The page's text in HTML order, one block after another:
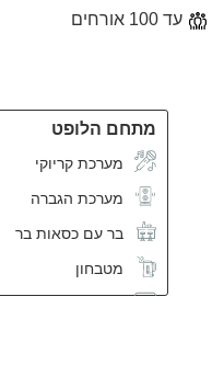
עד 100 אורחים
מתחם הלופט
מערכת קריוקי
מערכת הגברה
בר עם כסאות בר
מטבחון